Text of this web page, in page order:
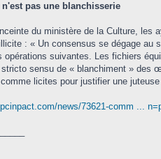
n'est pas une blanchisserie
du ministère de la Culture,
: « Un consensus se dégage
opérations suivantes. Les fichiers
sensu de « blanchiment » des
licites pour justifier une
news/73621-comm ...